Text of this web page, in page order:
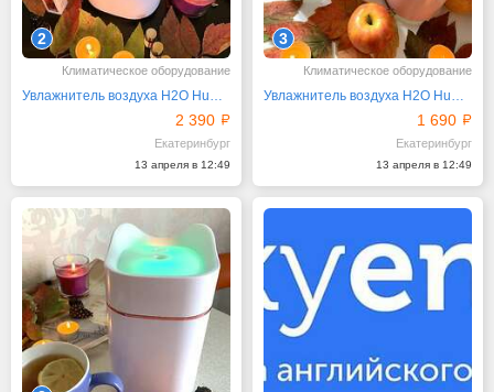
2
Климатическое оборудование
Увлажнитель воздуха H2O Humidifier Мax
2 390
Екатеринбург
13 апреля в 12:49
3
Климатическое оборудование
Увлажнитель воздуха H2O Humidifier Мini
1 690
Екатеринбург
13 апреля в 12:49